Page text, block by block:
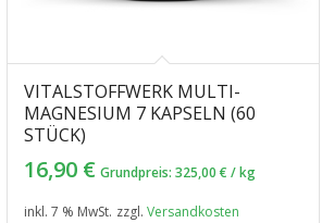
VITALSTOFFWERK MULTI-
MAGNESIUM 7 KAPSELN (60
STÜCK)
16,90 € Grundpreis:325,00€ /kg
inkl. 7 % MwSt. zzgl.Versandkosten